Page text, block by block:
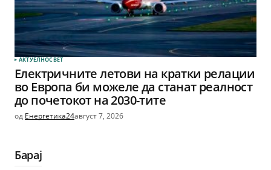
АКТУЕЛНОСВЕТ
Електричните летови на кратки релации
во Европа би можеле да станат реалност
до почетокот на 2030-тите
од Енергетика24август 7, 2026
Барај